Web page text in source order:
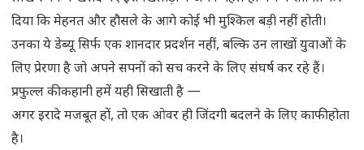
दिया कि मेहनत और हौसले के आगे कोई भी मुश्किल बड़ी नहीं होती।
उनका ये डेब्यू सिर्फ एक शानदार प्रदर्शन नहीं, बल्कि उन लाखों युवाओं के
लिए प्रेरणा है जो अपने सपनों को सच करने के लिए संघर्ष कर रहे हैं।
प्रफुल्ल की कहानी हमें यही सिखाती है —
अगर इरादे मजबूत हों, तो एक ओवर ही जिंदगी बदलने के लिए काफी होता
है।